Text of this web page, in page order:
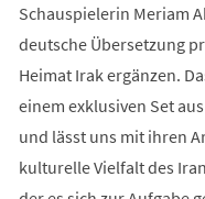
Schauspielerin Meriam
deutsche Übersetzung
Heimat Irak ergänzen.
einem exklusiven Set
und lässt uns mit ihren
kulturelle Vielfalt des